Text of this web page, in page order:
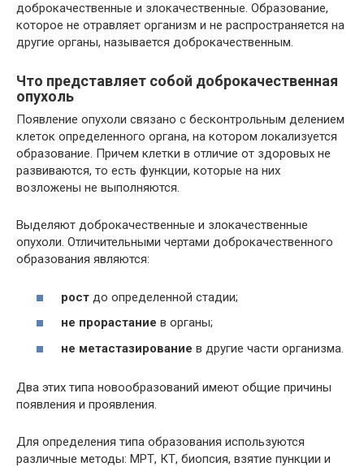
доброкачественные и злокачественные. Образование,
которое не отравляет организм и не распространяется на
другие органы, называется доброкачественным.
Что представляет собой доброкачественная
опухоль
Появление опухоли связано с бесконтрольным делением
клеток определенного органа, на котором локализуется
образование. Причем клетки в отличие от здоровых не
развиваются, то есть функции, которые на них
возложены не выполняются.
Выделяют доброкачественные и злокачественные
опухоли. Отличительными чертами доброкачественного
образования являются:
рост до определенной стадии;
не прорастание в органы;
не метастазирование в другие части организма.
Два этих типа новообразований имеют общие причины
появления и проявления.
Для определения типа образования используются
различные методы: МРТ, КТ, биопсия, взятие пункции и